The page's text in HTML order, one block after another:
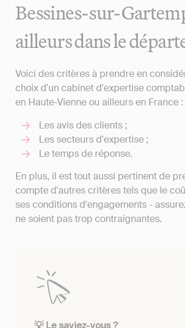
Bessines-sur-
ailleurs dans le
Voici des critères à prendre en
choix d'un cabinet d'expertise
en Haute-Vienne ou ailleurs en France :
Les avis des clients ;
Les secteurs d'expertise ;
Le temps de réponse.
En plus, il est tout aussi pertinent de
compte d'autres critères tels que le
ses conditions d'engagements -
ne soient pas trop contraignantes.
💡 Le saviez-vous ?